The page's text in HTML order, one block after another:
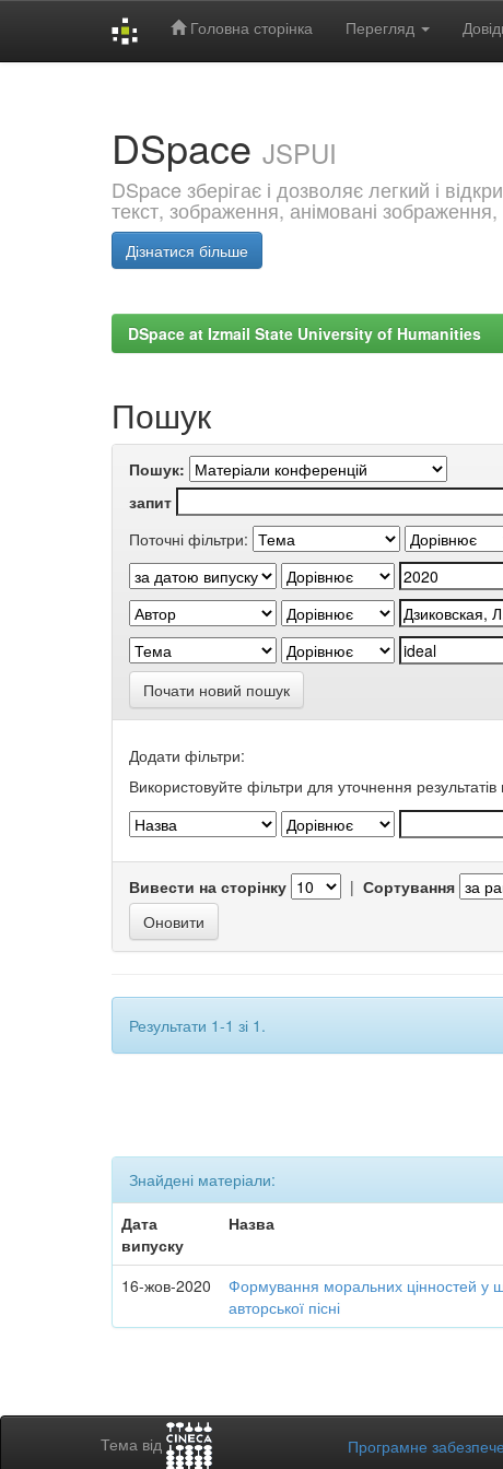
Головна сторінка Перегляд
DSpace JSPUI
DSpace зберігає і дозволяє легкий і
текст, зображення, анімовані
Дізнатися більше
DSpace at Izmail State University of Humanities
Пошук
Пошук:
запит
Поточні фільтри:
Почати новий пошук
Додати фільтри:
Використовуйте фільтри для уточнення
Вивести на сторінку | Сортування
Результати 1-1 зі 1.
Знайдені матеріали:
Дата
випуску
Назва
16-жов-2020
Формування моральних цінностей у
авторської пісні
Тема від Програмне